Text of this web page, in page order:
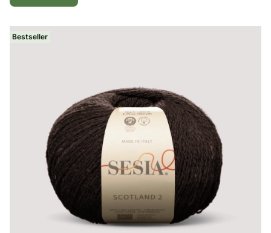
Bestseller